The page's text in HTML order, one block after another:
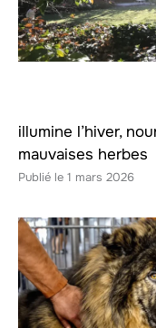
illumine l’hiver,
mauvaises herbes
1 mars 2026